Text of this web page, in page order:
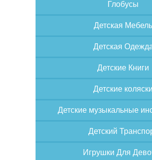
Глобусы
Детская Мебель
Детская
Детские Книги
Детские коляски
Детские музыкальные
Детский
Игрушки Для